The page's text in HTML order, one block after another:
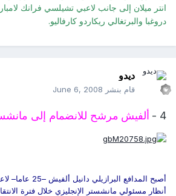
انتر ميلان إلى جانب لاعبي تشيلسي فرانك لامبارد
دروغبا والبرتغالي ريكاردو كارفاليو.
ديدو
قام بنشر June 6, 2008
4 - ألفيش مرشح للانضمام إلى
أصبح المدافع
أنظار مسئولي مانشستر الإنجليزي خلال فترة